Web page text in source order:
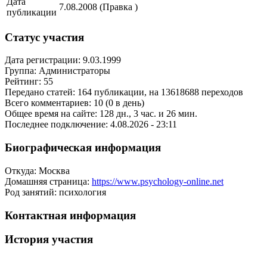
публикации
7.08.2008 (Правка )
Статус участия
Дата регистрации: 9.03.1999
Группа: Администраторы
Рейтинг: 55
Передано статей: 164 публикации, на 13618688 переходов
Всего комментариев: 10 (0 в день)
Общее время на сайте: 128 дн., 3 час. и 26 мин.
Последнее подключение: 4.08.2026 - 23:11
Биографическая информация
Откуда: Москва
Домашняя страница: https://www.psychology-online.net
Род занятий: психология
Контактная информация
История участия